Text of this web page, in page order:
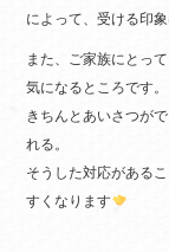
によって、受ける印
また、ご家族にとっ
気になるところです。
きちんとあいさつが
れる。
そうした対応がある
すくなります